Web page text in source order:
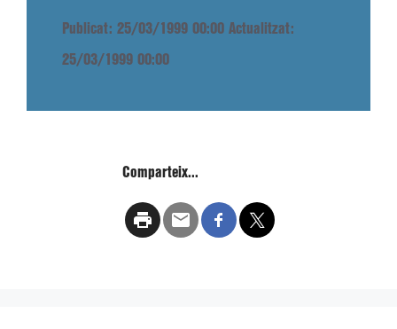
Publicat: 25/03/1999 00:00 Actualitzat:
25/03/1999 00:00
Comparteix...